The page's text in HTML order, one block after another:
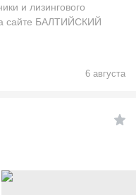
и лизингового
сайте БАЛТИЙСКИЙ
6 августа